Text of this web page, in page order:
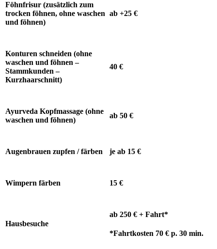
Föhnfrisur (zusätzlich zum
trocken föhnen, ohne waschen
und föhnen)
ab +25 €
Konturen schneiden (ohne
waschen und föhnen –
Stammkunden –
Kurzhaarschnitt)
40 €
Ayurveda Kopfmassage (ohne
waschen und föhnen)
ab 50 €
Augenbrauen zupfen / färben je ab 15 €
Wimpern färben 15 €
Hausbesuche
ab 250 € + Fahrt*
*Fahrtkosten 70 € p. 30 min.